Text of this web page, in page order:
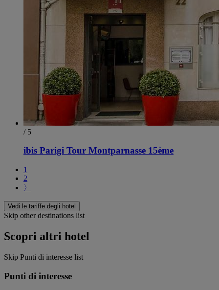
/ 5
ibis Parigi Tour Montparnasse 15ème
1
2
〉
Vedi le tariffe degli hotel
Skip other destinations list
Scopri altri hotel
Skip Punti di interesse list
Punti di interesse